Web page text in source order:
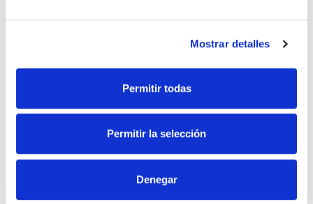
Mostrar detalles
Permitir todas
Permitir la selección
Denegar
Más de 4 años de experiencia en Laboratorio
Colaborativa y Seguridad Industrial.
OTROS CURSOS, JORNADAS Y WEBINARS
También te puede interesar